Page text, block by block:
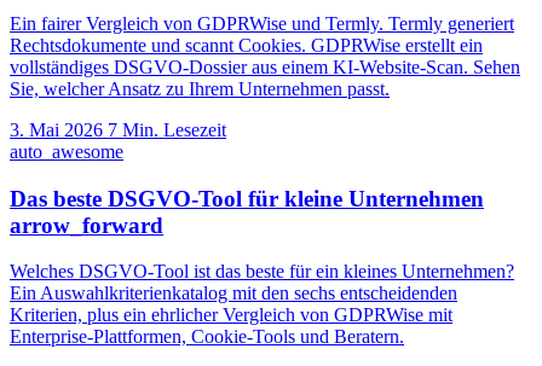
Ein fairer Vergleich von GDPRWise und Termly. Termly generiert
Rechtsdokumente und scannt Cookies. GDPRWise erstellt ein
vollständiges DSGVO-Dossier aus einem KI-Website-Scan. Sehen
Sie, welcher Ansatz zu Ihrem Unternehmen passt.
3. Mai 2026 7 Min. Lesezeit
auto_awesome
Das beste DSGVO-Tool für kleine Unternehmen
arrow_forward
Welches DSGVO-Tool ist das beste für ein kleines Unternehmen?
Ein Auswahlkriterienkatalog mit den sechs entscheidenden
Kriterien, plus ein ehrlicher Vergleich von GDPRWise mit
Enterprise-Plattformen, Cookie-Tools und Beratern.